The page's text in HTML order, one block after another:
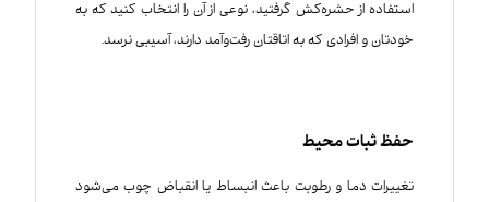
استفاده از حشره‌کش گرفتید، نوعی از آن را انتخاب کنید که به
خودتان و افرادی که به اتاقتان رفت‌وآمد دارند، آسیبی نرسد.
حفظ ثبات محیط
تغییرات دما و رطوبت باعث انبساط یا انقباض چوب می‌شود